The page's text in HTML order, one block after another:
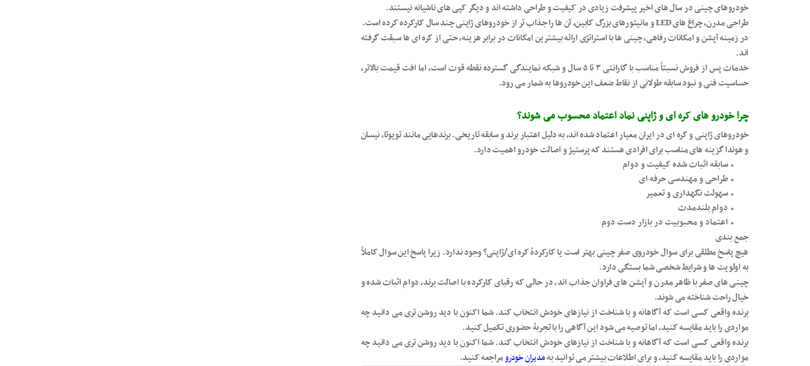
خودروهای چینی در سال های اخیر پیشرفت زیادی در کیفیت و طراحی داشته اند و دیگر کپی های ناشیانه نیستند.
طراحی مدرن، چراغ های LED و مانیتورهای بزرگ کابین، آن ها را جذاب تر از خودروهای ژاپنی چند سال کارکرده کرده است.
در زمینه آپشن و امکانات رفاهی، چینی ها با استراتژی ارائه بیشترین امکانات در برابر هزینه، حتی از کره ای ها سبقت گرفته
اند.
خدمات پس از فروش نسبتاً مناسب با گارانتی ۳ تا ۵ سال و شبکه نمایندگی گسترده نقطه قوت است، اما افت قیمت بالاتر،
حساسیت فنی و نبود سابقه طولانی از نقاط ضعف این خودروها به شمار می رود.
چرا خودرو های کره ای و ژاپنی نماد اعتماد محسوب می شوند؟
خودروهای ژاپنی و کره ای در ایران معیار اعتماد شده اند، به دلیل اعتبار برند و سابقه تاریخی. برندهایی مانند تویوتا، نیسان
و هوندا گزینه های مناسب برای افرادی هستند که پرستیژ و اصالت خودرو اهمیت دارد.
سابقه اثبات شده کیفیت و دوام
طراحی و مهندسی حرفه ای
سهولت نگهداری و تعمیر
دوام بلندمدت
اعتماد و محبوبیت در بازار دست دوم
جمع بندی
هیچ پاسخ مطلقی برای سوال خودروی صفر چینی بهتر است یا کارکردهٔ کره ای/ژاپنی؟ وجود ندارد. زیرا پاسخ این سوال کاملاً
به اولویت ها و شرایط شخصی شما بستگی دارد.
چینی های صفر با ظاهر مدرن و آپشن های فراوان جذاب اند، در حالی که رقبای کارکرده با اصالت برند، دوام اثبات شده و
خیال راحت شناخته می شوند.
برنده واقعی کسی است که آگاهانه و با شناخت از نیازهای خودش انتخاب کند. شما اکنون با دید روشن تری می دانید چه
مواردی را باید مقایسه کنید، اما توصیه می شود این آگاهی را با تجربهٔ حضوری تکمیل کنید.
برنده واقعی کسی است که آگاهانه و با شناخت از نیازهای خودش انتخاب کند. شما اکنون با دید روشن تری می دانید چه
مواردی را باید مقایسه کنید، و برای اطلاعات بیشتر می توانید بهمدیران خودرومراجعه کنید.